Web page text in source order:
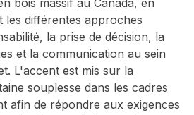
bois massif au Canada, en
les différentes approches
la prise de décision, la
et la communication au sein
L'accent est mis sur la
souplesse dans les cadres
afin de répondre aux exigences